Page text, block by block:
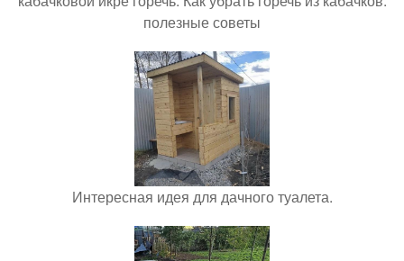
полезные советы
Интересная идея для дачного туалета.